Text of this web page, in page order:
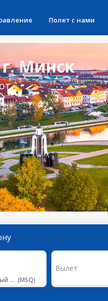
Полет с нами
Минск
Национальный аэропорт Минск (MSQ)
Вылет